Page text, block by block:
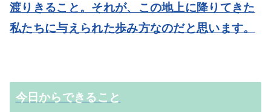
渡りきること。それが、この地上に降りてきた
私たちに与えられた歩み方なのだと思います。
今日からできること